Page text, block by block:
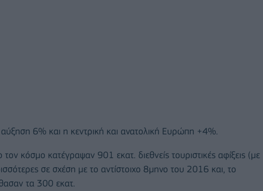
6% και η κεντρική και ανατολική Ευρώπη +4%.
κόσμο κατέγραψαν 901 εκατ. διεθνείς τουριστικές αφίξεις (με
σε σχέση με το αντίστοιχο 8μηνο του 2016 και, το
τα 300 εκατ.